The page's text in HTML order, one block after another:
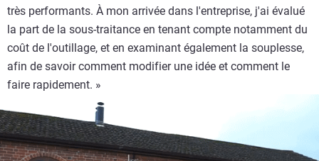
très performants. À mon arrivée dans l'entreprise, j'ai évalué
la part de la sous-traitance en tenant compte notamment du
coût de l'outillage, et en examinant également la souplesse,
afin de savoir comment modifier une idée et comment le
faire rapidement. »